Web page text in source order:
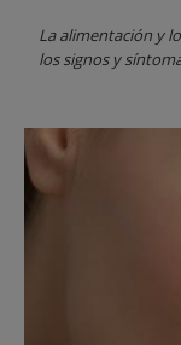
La alimentación y
los signos y